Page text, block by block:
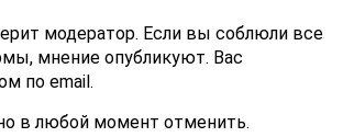
модератор. Если вы соблюли все
мнение опубликуют. Вас
по email.
в любой момент отменить.